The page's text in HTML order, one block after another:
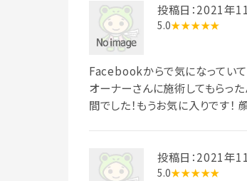
投稿日：2021年
5.0★★★★★
Facebookからで気になっていて
オーナーさんに施術してもらっ
間でした！もうお気に入りです
投稿日：2021年
5.0★★★★★